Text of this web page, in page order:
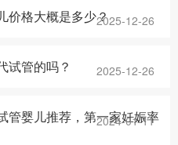
价格大概是多少？2025-12-26
试管的吗？ 2025-12-26
管婴儿推荐，第一家妊娠率
2024-01-11